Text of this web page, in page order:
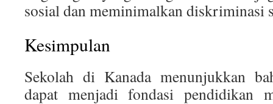
sosial dan meminimalkan diskriminasi
Kesimpulan
Sekolah di Kanada menunjukkan
dapat menjadi fondasi pendidikan